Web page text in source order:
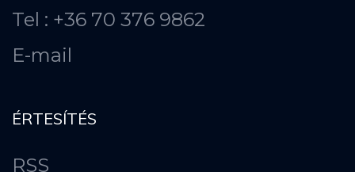
Tel : +36 70 376 9862
E-mail
ÉRTESÍTÉS
RSS